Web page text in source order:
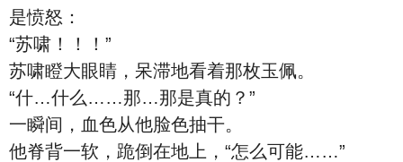
是愤怒：
“苏啸！！！”
苏啸瞪大眼睛，呆滞地看着那枚玉佩。
“什…什么……那…那是真的？”
一瞬间，血色从他脸色抽干。
他脊背一软，跪倒在地上，“怎么可能……”